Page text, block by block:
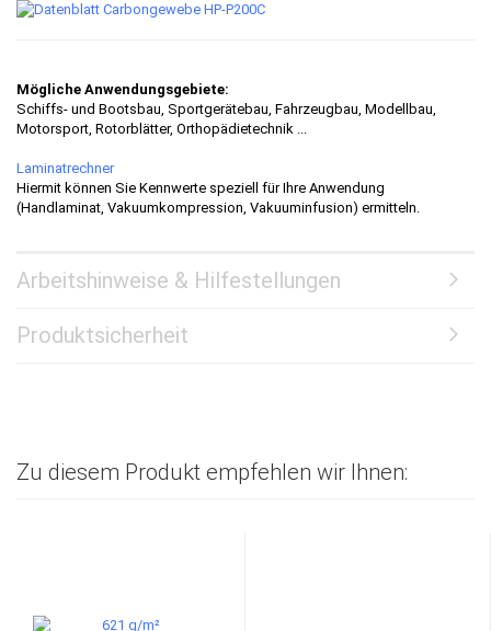
Mögliche Anwendungsgebiete:
Schiffs- und Bootsbau, Sportgerätebau, Fahrzeugbau, Modellbau,
Motorsport, Rotorblätter, Orthopädietechnik ...
Laminatrechner
Hiermit können Sie Kennwerte speziell für Ihre Anwendung
(Handlaminat, Vakuumkompression, Vakuuminfusion) ermitteln.
Arbeitshinweise & Hilfestellungen
Produktsicherheit
Zu diesem Produkt empfehlen wir Ihnen: